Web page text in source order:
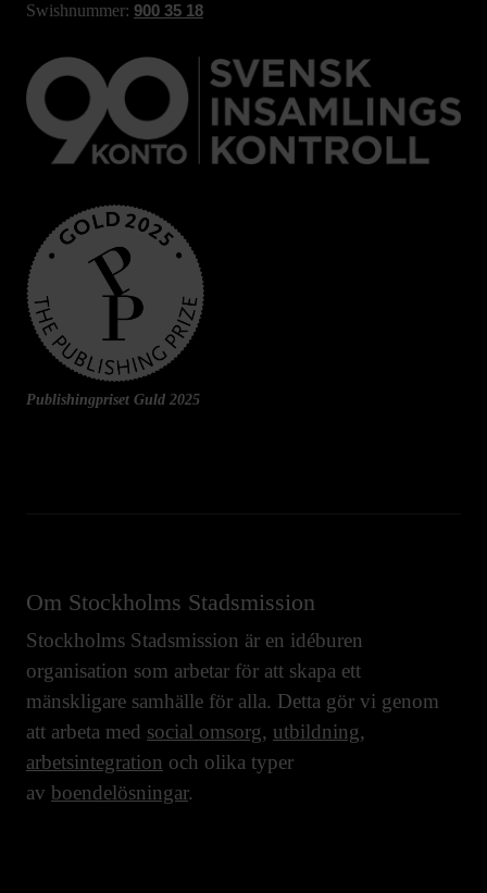
Swishnummer: 900 35 18
Publishingpriset Guld 2025
Om Stockholms Stadsmission
Stockholms Stadsmission är en idéburen
organisation som arbetar för att skapa ett
mänskligare samhälle för alla. Detta gör vi genom
att arbeta med social omsorg, utbildning,
arbetsintegration och olika typer
av boendelösningar.